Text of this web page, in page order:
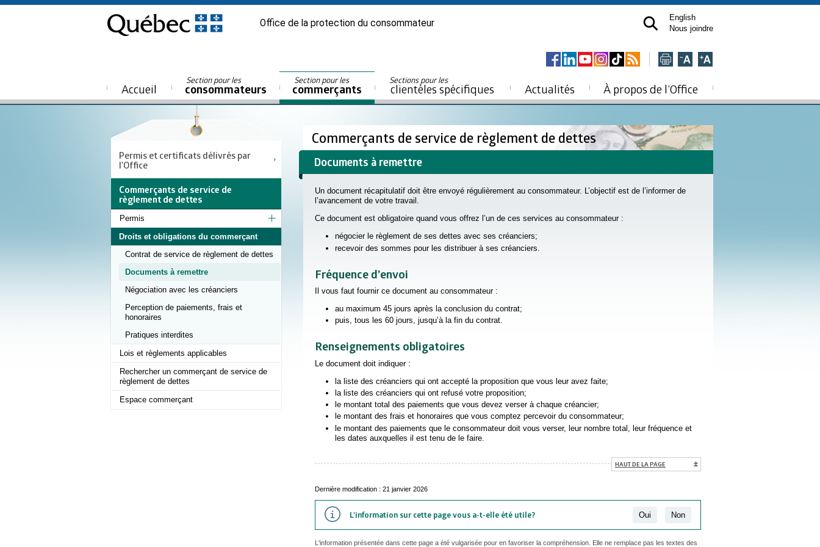
Office de la protection du consommateur
English
Nous joindre
Accueil
Section pour les
consommateurs
Section pour les
commerçants
Sections pour les
clientèles spécifiques Actualités À propos de l’Office
Permis et certificats délivrés par
l'Office
Commerçants de service de
règlement de dettes
Permis
Droits et obligations du commerçant
Contrat de service de règlement de dettes
Documents à remettre
Négociation avec les créanciers
Perception de paiements, frais et
honoraires
Pratiques interdites
Lois et règlements applicables
Rechercher un commerçant de service de
règlement de dettes
Espace commerçant
Commerçants de service de règlement de dettes
Documents à remettre
Un document récapitulatif doit être envoyé régulièrement au consommateur. L’objectif est de l’informer de
l’avancement de votre travail.
Ce document est obligatoire quand vous offrez l’un de ces services au consommateur :
négocier le règlement de ses dettes avec ses créanciers;
recevoir des sommes pour les distribuer à ses créanciers.
Fréquence d’envoi
Il vous faut fournir ce document au consommateur :
au maximum 45 jours après la conclusion du contrat;
puis, tous les 60 jours, jusqu’à la fin du contrat.
Renseignements obligatoires
Le document doit indiquer :
la liste des créanciers qui ont accepté la proposition que vous leur avez faite;
la liste des créanciers qui ont refusé votre proposition;
le montant total des paiements que vous devez verser à chaque créancier;
le montant des frais et honoraires que vous comptez percevoir du consommateur;
le montant des paiements que le consommateur doit vous verser, leur nombre total, leur fréquence et
les dates auxquelles il est tenu de le faire.
HAUT DE LA PAGE
Dernière modification : 21 janvier 2026
L'information sur cette page vous a-t-elle été utile? Oui Non
L'information présentée dans cette page a été vulgarisée pour en favoriser la compréhension. Elle ne remplace pas les textes des